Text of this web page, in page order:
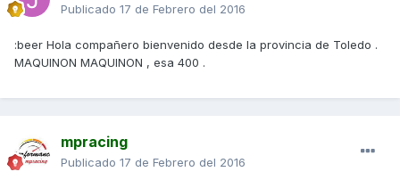
Publicado 17 de Febrero del 2016
:beer Hola compañero bienvenido desde la provincia de Toledo .
MAQUINON MAQUINON , esa 400 .
mpracing
Publicado 17 de Febrero del 2016